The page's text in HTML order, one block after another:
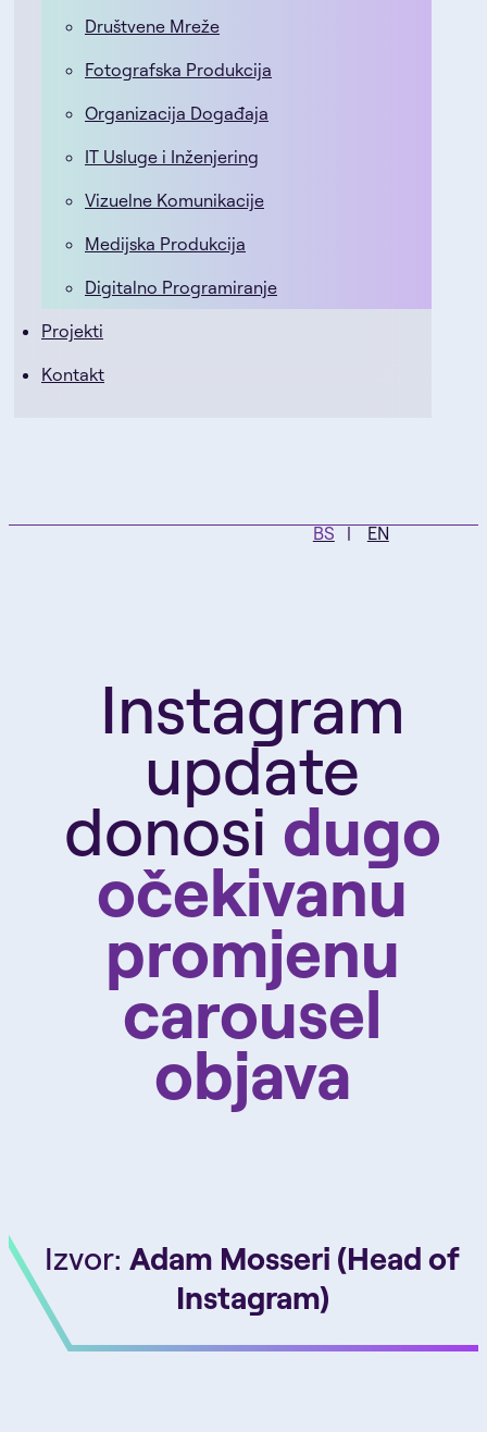
Društvene Mreže
Fotografska Produkcija
Organizacija Događaja
IT Usluge i Inženjering
Vizuelne Komunikacije
Medijska Produkcija
Digitalno Programiranje
Projekti
Kontakt
BS EN
Instagram
update
donosi dugo
očekivanu
promjenu
carousel
objava
Izvor:Adam Mosseri (Head of
Instagram)